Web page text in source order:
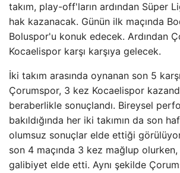
takım, play-off'ların ardından Süper
hak kazanacak. Günün ilk maçında
Boluspor'u konuk edecek. Ardından
Kocaelispor karşı karşıya gelecek.
İki takım arasında oynanan son 5
Çorumspor, 3 kez Kocaelispor
beraberlikle sonuçlandı. Bireysel
bakıldığında her iki takımın da son
olumsuz sonuçlar elde ettiği
son 4 maçında 3 kez mağlup olurken,
galibiyet elde etti. Aynı şekilde